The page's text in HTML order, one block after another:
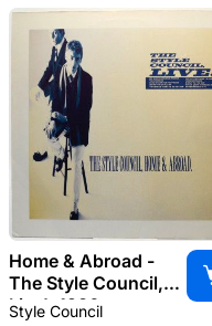
Home & Abroad -
The Style Council,
Live!, 1986
Style Council